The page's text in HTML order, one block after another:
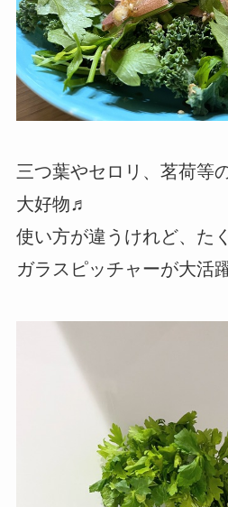
三つ葉やセロリ、茗荷等
大好物♬
使い方が違うけれど、た
ガラスピッチャーが大活